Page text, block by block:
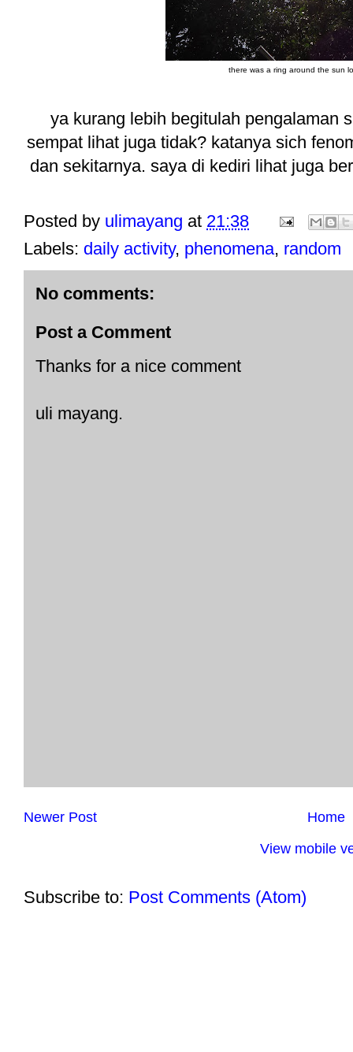
there was a ring around the sun
ya kurang lebih begitulah pengalaman
sempat lihat juga tidak? katanya sich
dan sekitarnya. saya di kediri lihat juga
Posted by ulimayang at 21:38
Labels: daily activity, phenomena, random
No comments:
Post a Comment
Thanks for a nice comment
uli mayang.
Newer Post
Home
View mobile
Subscribe to: Post Comments (Atom)